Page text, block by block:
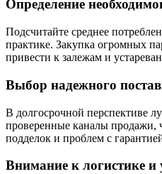
Определение
Подсчитайте среднее
практике. Закупка огромных
привести к залежам и
Выбор надежного
В долгосрочной перспективе
проверенные каналы продажи,
подделок и проблем с
Внимание к логистике и